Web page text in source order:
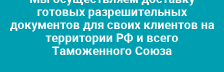
готовых разрешительных
документов для своих клиентов на
территории РФ и всего
Таможенного Союза